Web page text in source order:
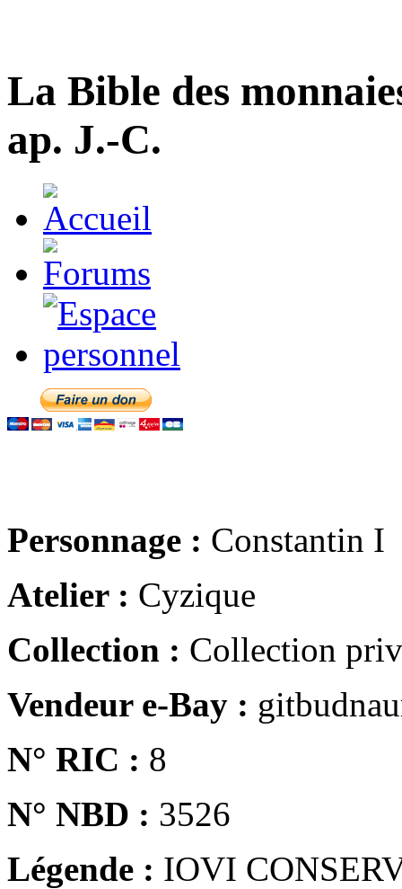
La Bible des
ap. J.-C.
Personnage : Constantin I
Atelier : Cyzique
Collection : Collection
Vendeur e-Bay :
N° RIC : 8
N° NBD : 3526
Légende : IOVI